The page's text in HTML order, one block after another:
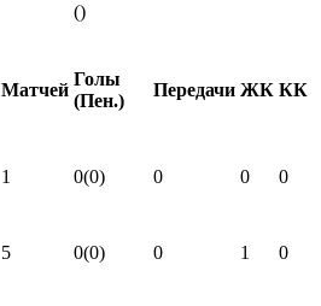
()
Матчей
Голы
(Пен.)
Передачи ЖК КК
1 0(0) 0 0 0
5 0(0) 0 1 0